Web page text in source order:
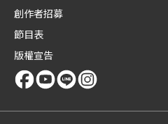
創作者招募
節目表
版權宣告